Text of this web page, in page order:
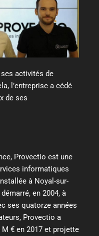
activités de
l’entreprise a cédé
de ses
Provectio est une
informatiques
à Noyal-sur-
en 2004, à
ses quatorze années
Provectio a
€ en 2017 et projette